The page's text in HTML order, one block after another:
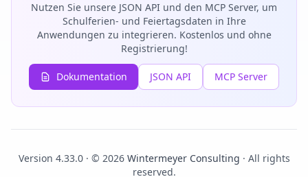
Nutzen Sie unsere JSON API und den MCP Server, um
Schulferien- und Feiertagsdaten in Ihre
Anwendungen zu integrieren. Kostenlos und ohne
Registrierung!
Dokumentation JSON API MCP Server
Version 4.33.0 · © 2026 Wintermeyer Consulting · All rights
reserved.